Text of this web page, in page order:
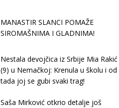
MANASTIR SLANCI POMAŽE
SIROMAŠNIMA I GLADNIMA!
Nestala devojčica iz Srbije Mia Rakić
(9) u Nemačkoj: Krenula u školu i od
tada joj se gubi svaki trag!
Saša Mirković otkrio detalje još